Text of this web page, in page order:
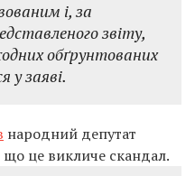
і, за
звіту,
обґрунтованих
у заяві.
народний депутат
це викличе скандал.